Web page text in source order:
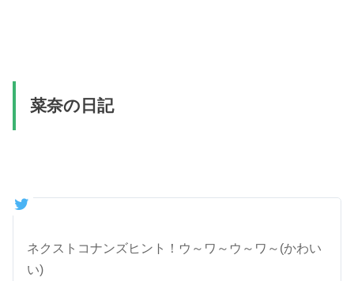
菜奈の日記
ネクストコナンズヒント！ウ～ワ～ウ～ワ～(かわい
い)